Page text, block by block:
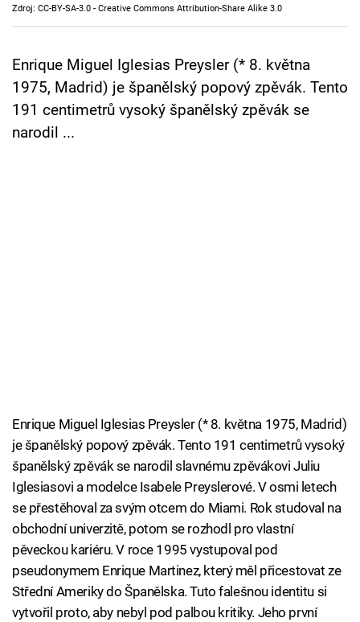
Cool Esport
Pořady
TV Program
Sledujte prima+
Zdroj: CC-BY-SA-3.0 - Creative Commons Attribution-Share Alike 3.0
Enrique Miguel Iglesias Preysler (* 8. května
1975, Madrid) je španělský popový zpěvák. Tento
191 centimetrů vysoký španělský zpěvák se
narodil ...
Enrique Miguel Iglesias Preysler (* 8. května 1975, Madrid)
je španělský popový zpěvák. Tento 191 centimetrů vysoký
španělský zpěvák se narodil slavnému zpěvákovi Juliu
Iglesiasovi a modelce Isabele Preyslerové. V osmi letech
se přestěhoval za svým otcem do Miami. Rok studoval na
obchodní univerzitě, potom se rozhodl pro vlastní
pěveckou kariéru. V roce 1995 vystupoval pod
pseudonymem Enrique Martinez, který měl přicestovat ze
Střední Ameriky do Španělska. Tuto falešnou identitu si
vytvořil proto, aby nebyl pod palbou kritiky. Jeho první